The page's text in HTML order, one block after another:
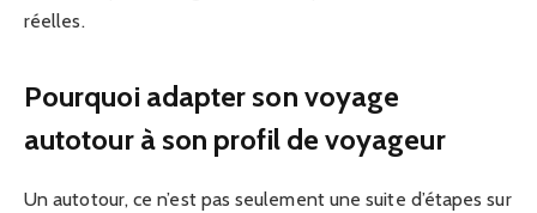
réelles.
Pourquoi adapter son voyage
autotour à son profil de voyageur
Un autotour, ce n’est pas seulement une suite d’étapes sur